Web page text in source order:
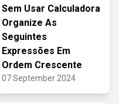
Sem Usar Calculadora
Organize As
Seguintes
Expressões Em
Ordem Crescente
07 September 2024